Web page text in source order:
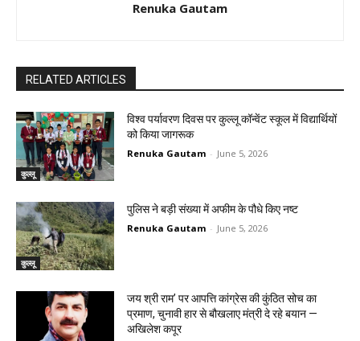
Renuka Gautam
RELATED ARTICLES
कुल्लू
विश्व पर्यावरण दिवस पर कुल्लू कॉन्वेंट स्कूल में विद्यार्थियों
को किया जागरूक
Renuka Gautam - June 5, 2026
कुल्लू
पुलिस ने बड़ी संख्या में अफीम के पौधे किए नष्ट
Renuka Gautam - June 5, 2026
जय श्री राम’ पर आपत्ति कांग्रेस की कुंठित सोच का
प्रमाण, चुनावी हार से बौखलाए मंत्री दे रहे बयान —
अखिलेश कपूर